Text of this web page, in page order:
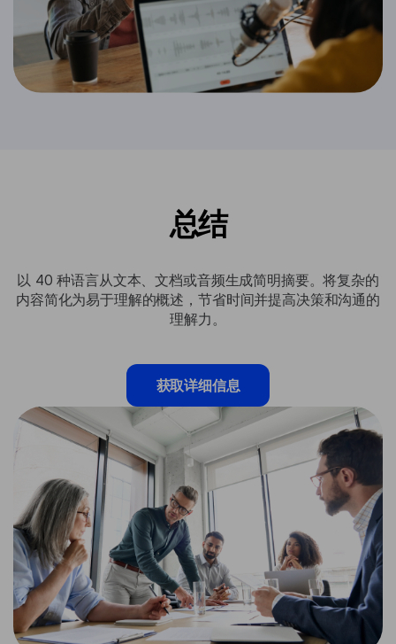
总结
以 40 种语言从文本、文档或音频生成简明摘要。将复杂的
内容简化为易于理解的概述，节省时间并提高决策和沟通的
理解力。
获取详细信息